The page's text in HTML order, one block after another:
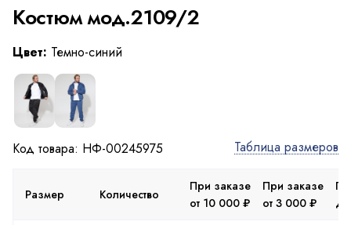
Костюм мод.2109/2
Цвет: Темно-синий
Код товара: НФ-00245975 Таблица размеров
Размер Количество
При заказе
от 10 000 ₽
При заказе
от 3 000 ₽